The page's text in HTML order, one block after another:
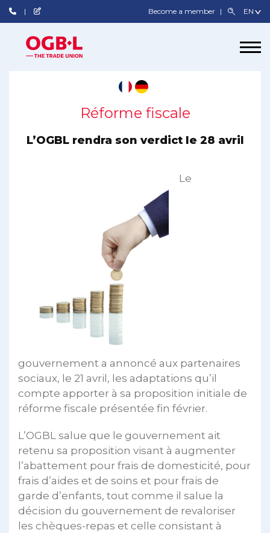
Become a member
Réforme fiscale
L’OGBL rendra son verdict le 28 avril
Le
gouvernement a annoncé aux partenaires
sociaux, le 21 avril, les adaptations qu’il
compte apporter à sa proposition initiale de
réforme fiscale présentée fin février.
L’OGBL salue que le gouvernement ait
retenu sa proposition visant à augmenter
l’abattement pour frais de domesticité, pour
frais d’aides et de soins et pour frais de
garde d’enfants, tout comme il salue la
décision du gouvernement de revaloriser
les chèques-repas et celle consistant à